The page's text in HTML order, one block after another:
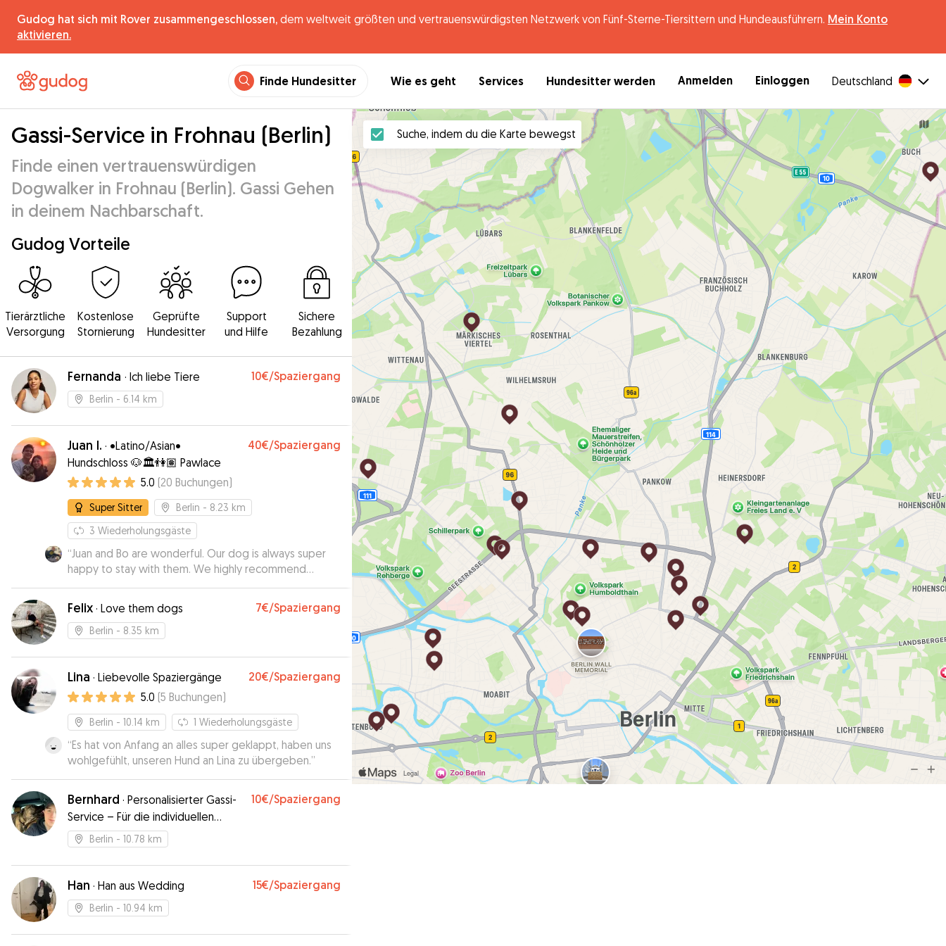
Gudog hat sich mit Rover zusammengeschlossen, dem weltweit größten und vertrauenswürdigsten Netzwerk von Fünf-Sterne-Tiersittern und Hundeausführern. Mein Konto
aktivieren.
Finde Hundesitter Wie es geht Services Hundesitter werden Anmelden Einloggen Deutschland
Gassi-Service in Frohnau (Berlin)
Finde einen vertrauenswürdigen
Dogwalker in Frohnau (Berlin). Gassi Gehen
in deinem Nachbarschaft.
Gudog Vorteile
Tierärztliche
Versorgung
Kostenlose
Stornierung
Geprüfte
Hundesitter
Support
und Hilfe
Sichere
Bezahlung
Fernanda · Ich liebe Tiere 10€/Spaziergang
Berlin - 6.14 km
Juan I. · •Latino/Asian•
Hundschloss 🐶🏛👫🏽 Pawlace
40€/Spaziergang
5.0 (20 Buchungen)
Super Sitter Berlin - 8.23 km
3 Wiederholungsgäste
“Juan and Bo are wonderful. Our dog is always super
happy to stay with them. We highly recommend
them!”
Felix · Love them dogs 7€/Spaziergang
Berlin - 8.35 km
Lina · Liebevolle Spaziergänge 20€/Spaziergang
5.0 (5 Buchungen)
Berlin - 10.14 km 1 Wiederholungsgäste
“Es hat von Anfang an alles super geklappt, haben uns
wohlgefühlt, unseren Hund an Lina zu übergeben.”
Bernhard · Personalisierter Gassi-
Service – Für die individuellen
Bedürfnisse Ihres Hundes
10€/Spaziergang
Berlin - 10.78 km
Han · Han aus Wedding 15€/Spaziergang
Berlin - 10.94 km
Suche, indem du die Karte bewegst